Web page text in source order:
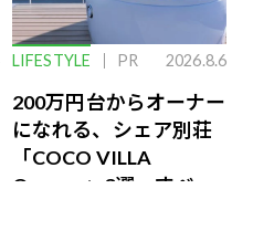
LIFESTYLE PR 2026.8.6
200万円台からオーナー
になれる、シェア別荘
「COCO VILLA
Owners」3選。すべて